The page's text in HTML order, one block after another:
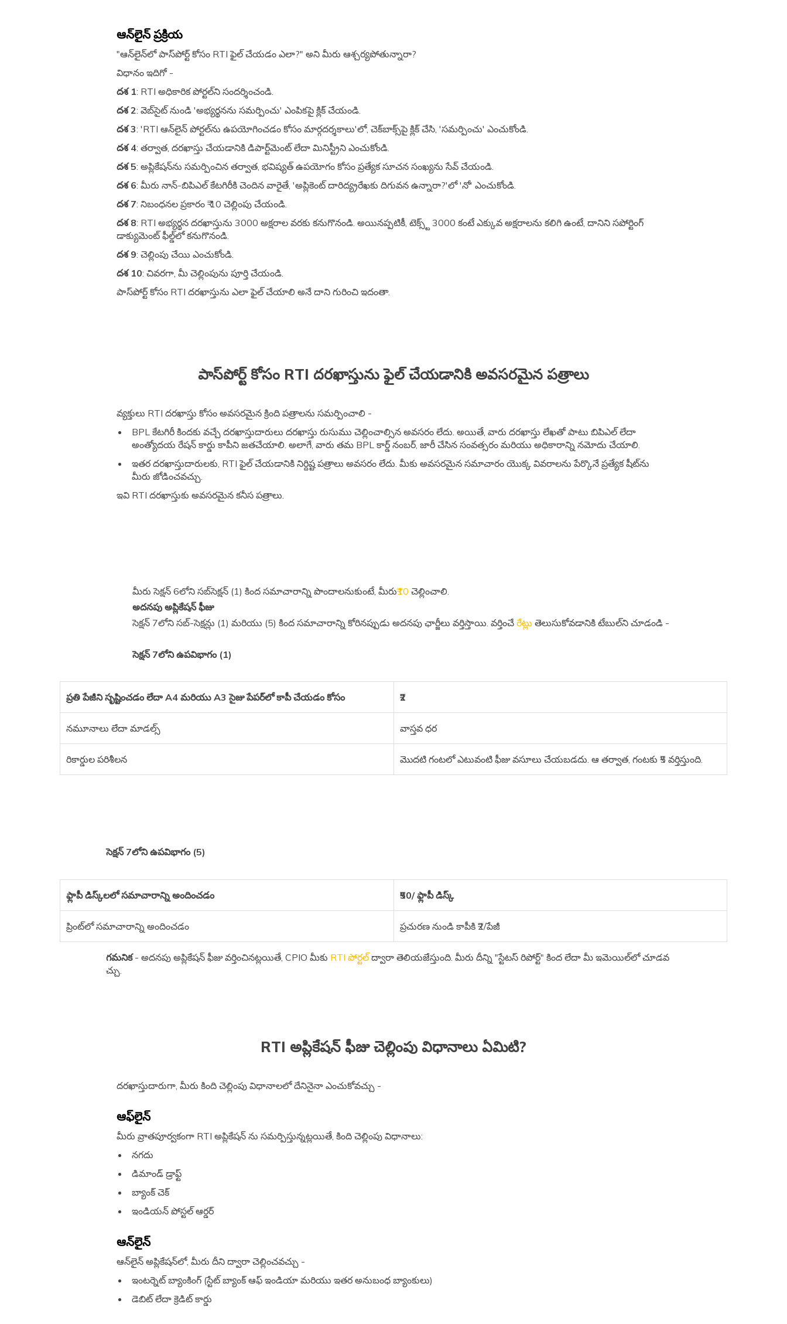
ఆన్‌లైన్ ప్రక్రియ
"ఆన్‌లైన్‌లో పాస్‌పోర్ట్ కోసం RTI ఫైల్ చేయడం ఎలా?" అని మీరు ఆశ్చర్యపోతున్నారా?
విధానం ఇదిగో -
దశ 1: RTI అధికారిక పోర్టల్‌ని సందర్శించండి.
దశ 2: వెబ్‌సైట్ నుండి 'అభ్యర్థనను సమర్పించు' ఎంపికపై క్లిక్ చేయండి.
దశ 3: 'RTI ఆన్‌లైన్ పోర్టల్‌ను ఉపయోగించడం కోసం మార్గదర్శకాలు'లో, చెక్‌బాక్స్‌పై క్లిక్ చేసి, 'సమర్పించు' ఎంచుకోండి.
దశ 4: తర్వాత, దరఖాస్తు చేయడానికి డిపార్ట్‌మెంట్ లేదా మినిస్ట్రీని ఎంచుకోండి.
దశ 5: అప్లికేషన్‌ను సమర్పించిన తర్వాత, భవిష్యత్ ఉపయోగం కోసం ప్రత్యేక సూచన సంఖ్యను సేవ్ చేయండి.
దశ 6: మీరు నాన్-బిపిఎల్ కేటగిరీకి చెందిన వారైతే, 'అప్లికెంట్ దారిద్య్రరేఖకు దిగువన ఉన్నారా?'లో 'నో' ఎంచుకోండి.
దశ 7: నిబంధనల ప్రకారం ₹ 10 చెల్లింపు చేయండి.
దశ 8: RTI అభ్యర్థన దరఖాస్తును 3000 అక్షరాల వరకు కనుగొనండి. అయినప్పటికీ, టెక్స్ట్ 3000 కంటే ఎక్కువ అక్షరాలను కలిగి ఉంటే, దానిని సపోర్టింగ్
డాక్యుమెంట్ ఫీల్డ్‌లో కనుగొనండి.
దశ 9: చెల్లింపు చేయి ఎంచుకోండి.
దశ 10: చివరగా, మీ చెల్లింపును పూర్తి చేయండి.
పాస్‌పోర్ట్ కోసం RTI దరఖాస్తును ఎలా ఫైల్ చేయాలి అనే దాని గురించి ఇదంతా.
పాస్‌పోర్ట్ కోసం RTI దరఖాస్తును ఫైల్ చేయడానికి అవసరమైన పత్రాలు
వ్యక్తులు RTI దరఖాస్తు కోసం అవసరమైన క్రింది పత్రాలను సమర్పించాలి -
BPL కేటగిరీ కిందకు వచ్చే దరఖాస్తుదారులు దరఖాస్తు రుసుము చెల్లించాల్సిన అవసరం లేదు. అయితే, వారు దరఖాస్తు లేఖతో పాటు బిపిఎల్ లేదా
అంత్యోదయ రేషన్ కార్డు కాపీని జతచేయాలి. అలాగే, వారు తమ BPL కార్డ్ నంబర్, జారీ చేసిన సంవత్సరం మరియు అధికారాన్ని నమోదు చేయాలి.
ఇతర దరఖాస్తుదారులకు, RTI ఫైల్ చేయడానికి నిర్దిష్ట పత్రాలు అవసరం లేదు. మీకు అవసరమైన సమాచారం యొక్క వివరాలను పేర్కొనే ప్రత్యేక షీట్‌ను
మీరు జోడించవచ్చు.
ఇవి RTI దరఖాస్తుకు అవసరమైన కనీస పత్రాలు.
మీరు సెక్షన్ 6లోని సబ్‌సెక్షన్ (1) కింద సమాచారాన్ని పొందాలనుకుంటే, మీరు₹10 చెల్లించాలి.
అదనపు అప్లికేషన్ ఫీజు
సెక్షన్ 7లోని సబ్-సెక్షన్లు (1) మరియు (5) కింద సమాచారాన్ని కోరినప్పుడు అదనపు ఛార్జీలు వర్తిస్తాయి. వర్తించేరేట్లు తెలుసుకోవడానికి టేబుల్‌ని చూడండి -
సెక్షన్ 7లోని ఉపవిభాగం (1)
ప్రతి పేజీని సృష్టించడం లేదా A4 మరియు A3 సైజు పేపర్‌లో కాపీ చేయడం కోసం ₹2
నమూనాలు లేదా మాడల్స్ వాస్తవ ధర
రికార్డుల పరిశీలన మొదటి గంటలో ఎటువంటి ఫీజు వసూలు చేయబడదు. ఆ తర్వాత, గంటకు ₹5 వర్తిస్తుంది.
సెక్షన్ 7లోని ఉపవిభాగం (5)
ఫ్లాపీ డిస్క్‌లలో సమాచారాన్ని అందించడం ₹50/ ఫ్లాపీ డిస్క్
ప్రింట్‌లో సమాచారాన్ని అందించడం ప్రచురణ నుండి కాపీకి ₹2/పేజీ
గమనిక- అదనపు అప్లికేషన్ ఫీజు వర్తించినట్లయితే, CPIO మీకు RTI పోర్టల్ద్వారా తెలియజేస్తుంది. మీరు దీన్ని "స్టేటస్ రిపోర్ట్" కింద లేదా మీ ఇమెయిల్‌లో చూడవ
చ్చు.
RTI అప్లికేషన్ ఫీజు చెల్లింపు విధానాలు ఏమిటి?
దరఖాస్తుదారుగా, మీరు కింది చెల్లింపు విధానాలలో దేనినైనా ఎంచుకోవచ్చు -
ఆఫ్‌లైన్
మీరు వ్రాతపూర్వకంగా RTI అప్లికేషన్ ను సమర్పిస్తున్నట్లయితే, కింది చెల్లింపు విధానాలు:
నగదు
డిమాండ్ డ్రాఫ్ట్
బ్యాంక్ చెక్
ఇండియన్ పోస్టల్ ఆర్డర్
ఆన్‌లైన్
ఆన్‌లైన్ అప్లికేషన్‌లో, మీరు దీని ద్వారా చెల్లించవచ్చు -
ఇంటర్నెట్ బ్యాంకింగ్ (స్టేట్ బ్యాంక్ ఆఫ్ ఇండియా మరియు ఇతర అనుబంధ బ్యాంకులు)
డెబిట్ లేదా క్రెడిట్ కార్డు